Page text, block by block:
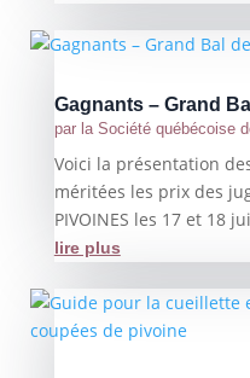
Gagnants – Grand
par la Société québécoise
Voici la présentation
méritées les prix des
PIVOINES les 17 et 18
lire plus